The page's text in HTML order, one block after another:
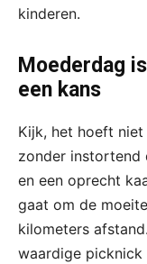
kinderen.
Moederdag
een kans
Kijk, het hoeft
zonder instortend
en een oprecht
gaat om de
kilometers
waardige picknick